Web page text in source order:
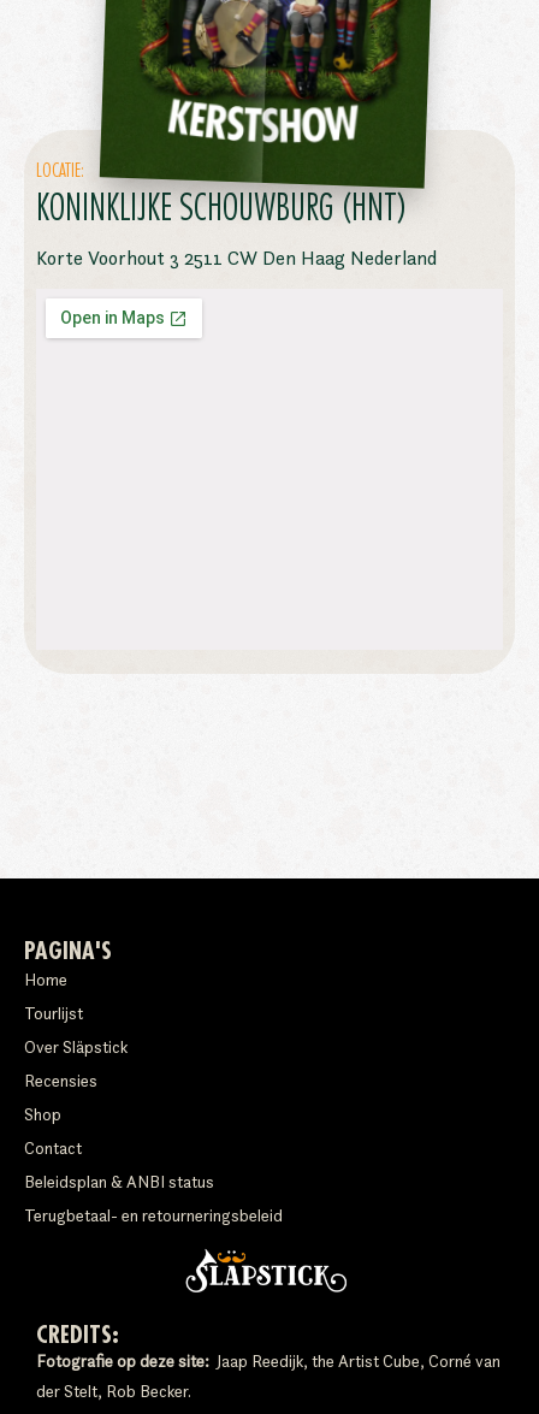
LOCATIE:
KONINKLIJKE SCHOUWBURG (HNT)
Korte Voorhout 3 2511 CW Den Haag Nederland
PAGINA'S
Home
Tourlijst
Over Släpstick
Recensies
Shop
Contact
Beleidsplan & ANBI status
Terugbetaal- en retourneringsbeleid
CREDITS:
Fotografie op deze site: Jaap Reedijk, the Artist Cube, Corné van
der Stelt, Rob Becker.